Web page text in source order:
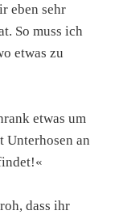
eben sehr
So muss ich
etwas zu
etwas um
Unterhosen an
dass ihr